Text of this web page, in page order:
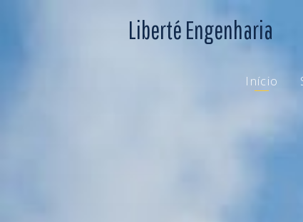
Liberté Engenharia
Início